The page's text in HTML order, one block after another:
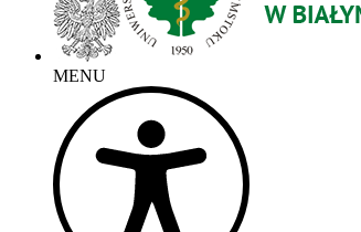
MENU